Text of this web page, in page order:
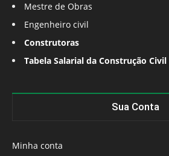
Mestre de Obras
Engenheiro civil
Construtoras
Tabela Salarial da Construção Civil
Sua Conta
Minha conta